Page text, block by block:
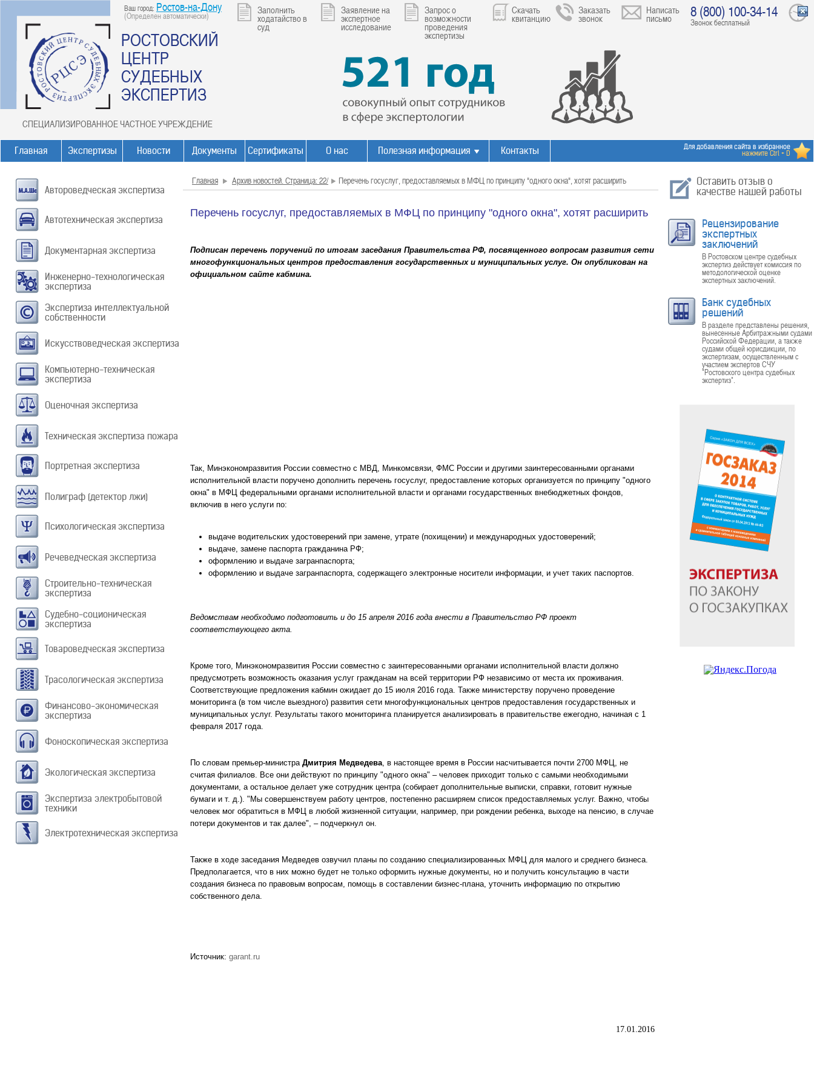
Ваш город: Ростов-на-Дону
(Определен автоматически)
РОСТОВСКИЙ
ЦЕНТР
СУДЕБНЫХ
ЭКСПЕРТИЗ
СПЕЦИАЛИЗИРОВАННОЕ ЧАСТНОЕ УЧРЕЖДЕНИЕ
Заполнить
ходатайство в
суд
Заявление на
экспертное
исследование
Запрос о
возможности
проведения
экспертизы
Скачать
квитанцию
Заказать
звонок
Написать
письмо 8 (800) 100-34-14
Звонок бесплатный
Главная Экспертизы Новости Документы Сертификаты О нас Полезная информация Контакты Для добавления сайта в избранное
нажмите Ctrl + D
Автороведческая экспертиза
Автотехническая экспертиза
Документарная экспертиза
Инженерно-технологическая
экспертиза
Экспертиза интеллектуальной
собственности
Искусствоведческая экспертиза
Компьютерно-техническая
экспертиза
Оценочная экспертиза
Техническая экспертиза пожара
Портретная экспертиза
Полиграф (детектор лжи)
Психологическая экспертиза
Речеведческая экспертиза
Строительно-техническая
экспертиза
Судебно-соционическая
экспертиза
Товароведческая экспертиза
Трасологическая экспертиза
Финансово-экономическая
экспертиза
Фоноскопическая экспертиза
Экологическая экспертиза
Экспертиза электробытовой
техники
Электротехническая экспертиза
Главная Архив новостей. Страница: 22/ Перечень госуслуг, предоставляемых в МФЦ по принципу "одного окна", хотят расширить
Перечень госуслуг, предоставляемых в МФЦ по принципу "одного окна", хотят расширить
Подписан перечень поручений по итогам заседания Правительства РФ, посвященного вопросам развития сети
многофункциональных центров предоставления государственных и муниципальных услуг. Он опубликован на
официальном сайте кабмина.
Так, Минэкономразвития России совместно с МВД, Минкомсвязи, ФМС России и другими заинтересованными органами
исполнительной власти поручено дополнить перечень госуслуг, предоставление которых организуется по принципу "одного
окна" в МФЦ федеральными органами исполнительной власти и органами государственных внебюджетных фондов,
включив в него услуги по:
выдаче водительских удостоверений при замене, утрате (похищении) и международных удостоверений;
выдаче, замене паспорта гражданина РФ;
оформлению и выдаче загранпаспорта;
оформлению и выдаче загранпаспорта, содержащего электронные носители информации, и учет таких паспортов.
Ведомствам необходимо подготовить и до 15 апреля 2016 года внести в Правительство РФ проект
соответствующего акта.
Кроме того, Минэкономразвития России совместно с заинтересованными органами исполнительной власти должно
предусмотреть возможность оказания услуг гражданам на всей территории РФ независимо от места их проживания.
Соответствующие предложения кабмин ожидает до 15 июля 2016 года. Также министерству поручено проведение
мониторинга (в том числе выездного) развития сети многофункциональных центров предоставления государственных и
муниципальных услуг. Результаты такого мониторинга планируется анализировать в правительстве ежегодно, начиная с 1
февраля 2017 года.
По словам премьер-министра Дмитрия Медведева, в настоящее время в России насчитывается почти 2700 МФЦ, не
считая филиалов. Все они действуют по принципу "одного окна" – человек приходит только с самыми необходимыми
документами, а остальное делает уже сотрудник центра (собирает дополнительные выписки, справки, готовит нужные
бумаги и т. д.). "Мы совершенствуем работу центров, постепенно расширяем список предоставляемых услуг. Важно, чтобы
человек мог обратиться в МФЦ в любой жизненной ситуации, например, при рождении ребенка, выходе на пенсию, в случае
потери документов и так далее", – подчеркнул он.
Также в ходе заседания Медведев озвучил планы по созданию специализированных МФЦ для малого и среднего бизнеса.
Предполагается, что в них можно будет не только оформить нужные документы, но и получить консультацию в части
создания бизнеса по правовым вопросам, помощь в составлении бизнес-плана, уточнить информацию по открытию
собственного дела.
Источник: garant.ru
17.01.2016
Оставить отзыв о
качестве нашей работы
Рецензирование
экспертных
заключений
В Ростовском центре судебных
экспертиз действует комиссия по
методологической оценке
экспертных заключений.
Банк судебных
решений
В разделе представлены решения,
вынесенные Арбитражными судами
Российской Федерации, а также
судами общей юрисдикции, по
экспертизам, осуществленным с
участием экспертов СЧУ
"Ростовского центра судебных
экспертиз".